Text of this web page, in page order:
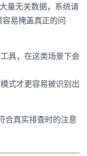
量无关数据，系统请
易掩盖真正的问
具，在这类场景下会
式才更容易被识别出
合真实排查时的注意